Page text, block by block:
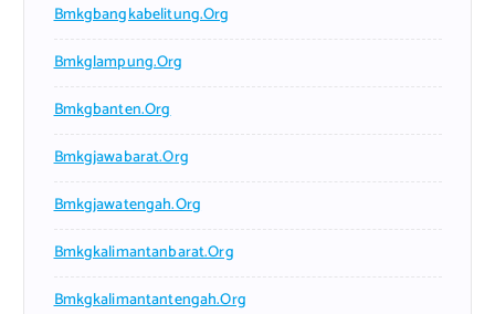
Bmkgbangkabelitung.org
Bmkglampung.org
Bmkgbanten.org
Bmkgjawabarat.org
Bmkgjawatengah.org
Bmkgkalimantanbarat.org
Bmkgkalimantantengah.org